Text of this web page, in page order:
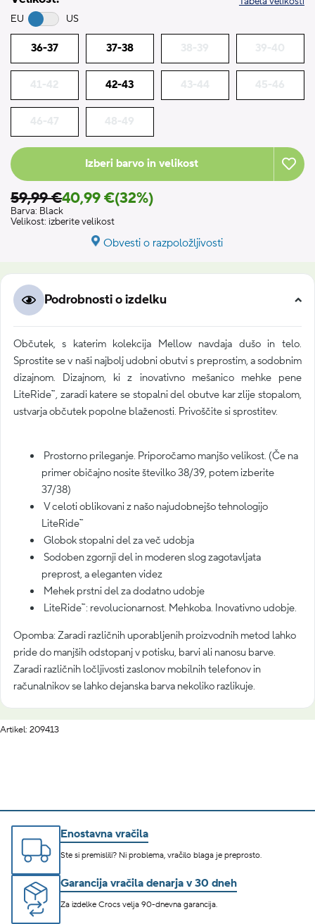
EU US
36-37 37-38 38-39 39-40
41-42 42-43 43-44 45-46
46-47 48-49
Izberi barvo in velikost
59,99 €40,99 €(32%)
Barva: Black
Velikost: izberite velikost
Obvesti o razpoložljivosti
Podrobnosti o izdelku
Občutek, s katerim kolekcija Mellow navdaja dušo in telo.
Sprostite se v naši najbolj udobni obutvi s preprostim, a sodobnim
dizajnom. Dizajnom, ki z inovativno mešanico mehke pene
LiteRide™, zaradi katere se stopalni del obutve kar zlije stopalom,
ustvarja občutek popolne blaženosti. Privoščite si sprostitev.
Prostorno prileganje. Priporočamo manjšo velikost. (Če na
primer običajno nosite številko 38/39, potem izberite
37/38)
V celoti oblikovani z našo najudobnejšo tehnologijo
LiteRide™
Globok stopalni del za več udobja
Sodoben zgornji del in moderen slog zagotavljata
preprost, a eleganten videz
Mehek prstni del za dodatno udobje
LiteRide™: revolucionarnost. Mehkoba. Inovativno udobje.
Opomba: Zaradi različnih uporabljenih proizvodnih metod lahko
pride do manjših odstopanj v potisku, barvi ali nanosu barve.
Zaradi različnih ločljivosti zaslonov mobilnih telefonov in
računalnikov se lahko dejanska barva nekoliko razlikuje.
Artikel: 209413
Enostavna vračila
Ste si premislili? Ni problema, vračilo blaga je preprosto.
Garancija vračila denarja v 30 dneh
Za izdelke Crocs velja 90-dnevna garancija.